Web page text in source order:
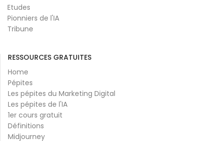
Etudes
Pionniers de l'IA
Tribune
RESSOURCES GRATUITES
Home
Pépites
Les pépites du Marketing Digital
Les pépites de l'IA
1er cours gratuit
Définitions
Midjourney